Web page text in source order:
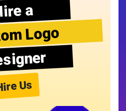
a
Logo
Us